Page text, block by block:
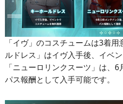
「イヴ」のコスチュームは3着
ルドレス」はイヴ入手後、イベ
「ニューロリンクスーツ」は、6
パス報酬として入手可能です。